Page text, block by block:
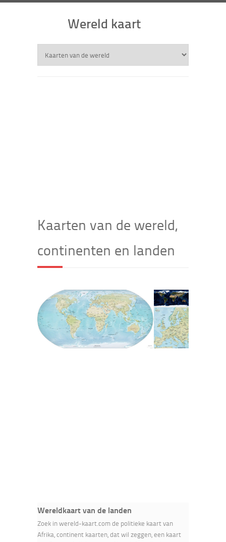
Wereld kaart
Kaarten van de wereld,
continenten en landen
Wereldkaart van de landen
Zoek in wereld-kaart.com de politieke kaart van
Afrika, continent kaarten, dat wil zeggen, een kaart